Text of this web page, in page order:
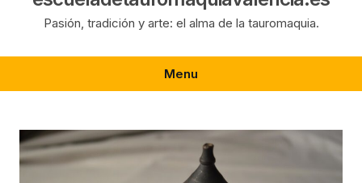
Pasión, tradición y arte: el alma de la tauromaquia.
Menu